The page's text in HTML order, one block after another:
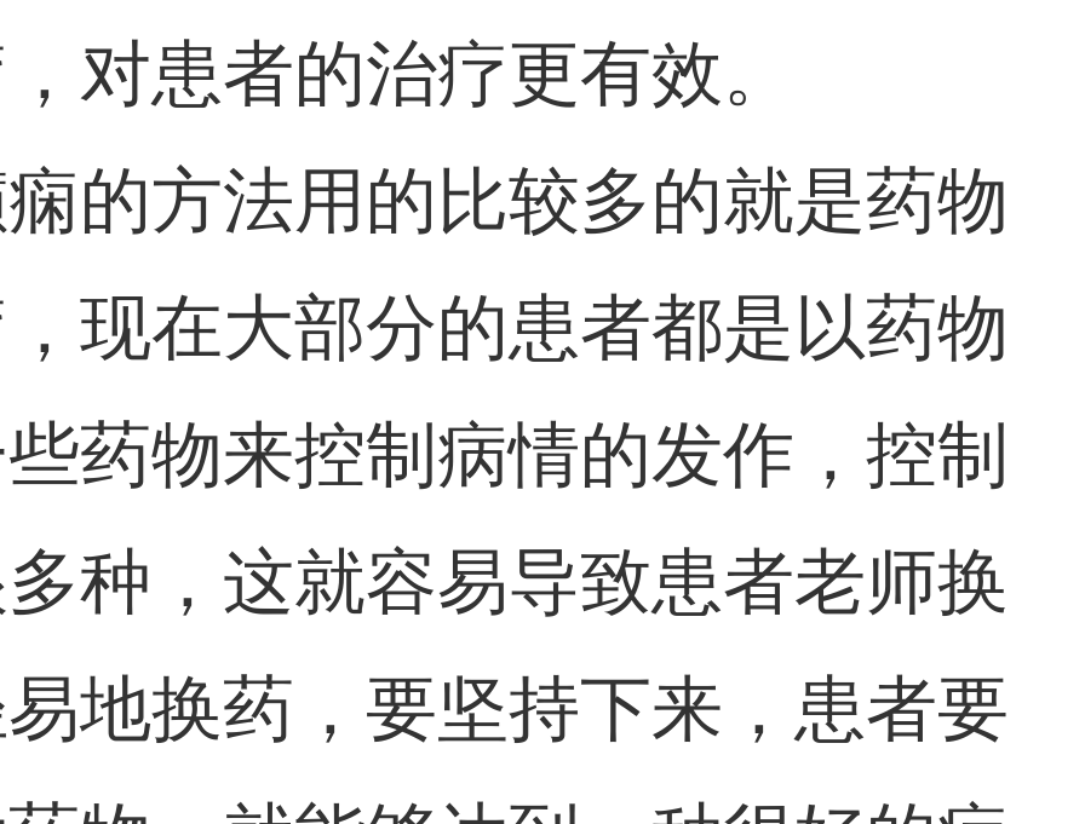
对患者的治疗更有效。
的方法用的比较多的就是药物
现在大部分的患者都是以药物
药物来控制病情的发作，控制
种，这就容易导致患者老师换
地换药，要坚持下来，患者要